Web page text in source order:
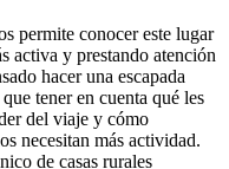
permite conocer este lugar
activa y prestando atención
hacer una escapada
tener en cuenta qué les
del viaje y cómo
necesitan más actividad.
de casas rurales